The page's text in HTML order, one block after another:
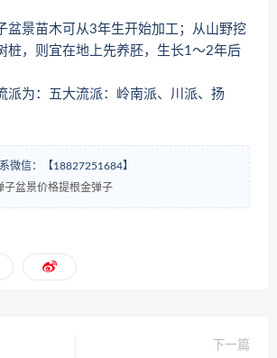
盆景苗木可从3年生开始加工；从山野挖
桩，则宜在地上先养胚，生长1～2年后
派为：五大流派：岭南派、川派、扬
微信：【18827251684】
子盆景价格提根金弹子
下一篇